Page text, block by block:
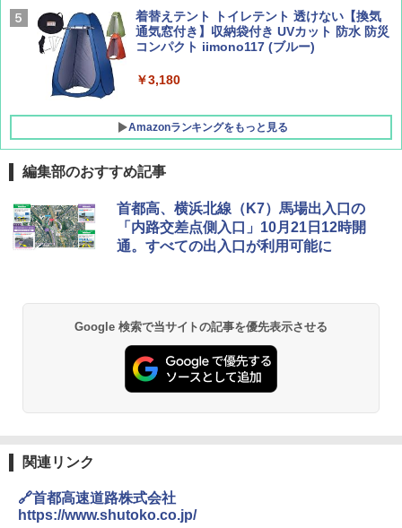
[キャンパーズコレクション 山善] 傘みたいに
広げるだけ パッとサッとテント キューブワ
イドプラス ブラックコーティング フルクロ
テント PATCW-200B エクルベージュ
￥15,990
着替えテント トイレテント 透けない【換気
通気窓付き】収納袋付き UVカット 防水 防災
コンパクト iimono117 (ブルー)
￥3,180
Amazonランキングをもっと見る
編集部のおすすめ記事
首都高、横浜北線（K7）馬場出入口の
「内路交差点側入口」10月21日12時開
通。すべての出入口が利用可能に
Google 検索で当サイトの記事を優先表示させる
関連リンク
🔗首都高速道路株式会社
https://www.shutoko.co.jp/